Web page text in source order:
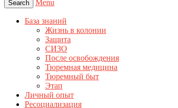
Search Menu
База знаний
Жизнь в колонии
Защита
СИЗО
После освобождения
Тюремная медицина
Тюремный быт
Этап
Личный опыт
Ресоциализация